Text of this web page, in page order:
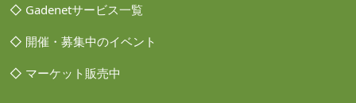
◇ Gadenetサービス一覧
◇ 開催・募集中のイベント
◇ マーケット販売中